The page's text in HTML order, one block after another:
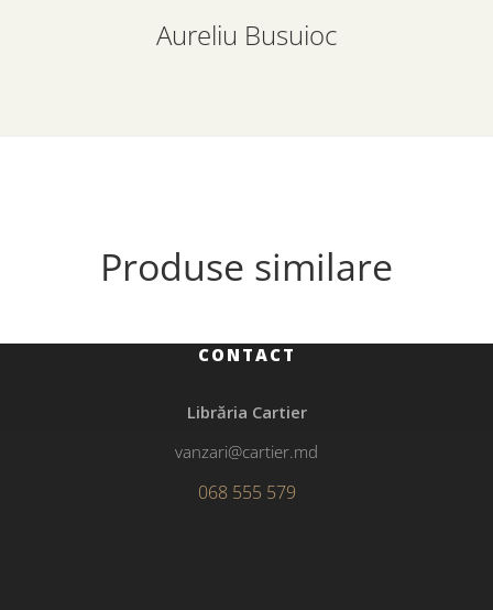
Aureliu Busuioc
Produse similare
CONTACT
Librăria Cartier
vanzari@cartier.md
068 555 579